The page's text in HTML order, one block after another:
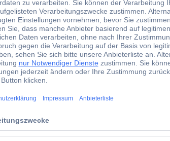
Gelb
Original
Samsung
Kombi-Pack
CLT-M406S